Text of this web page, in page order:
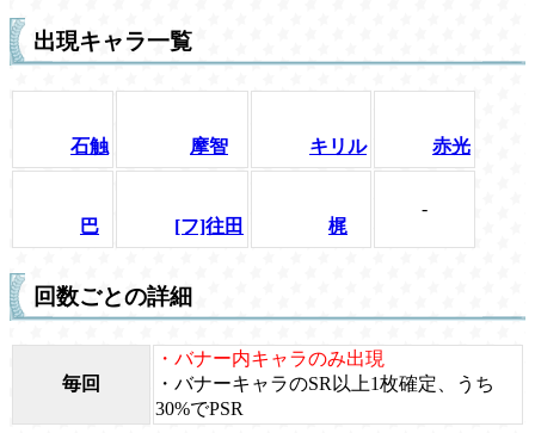
出現キャラ一覧
石触 摩智 キリル 赤光
巴 [フ]往田 梶
-
回数ごとの詳細
毎回
・バナー内キャラのみ出現
・バナーキャラのSR以上1枚確定、うち
30%でPSR